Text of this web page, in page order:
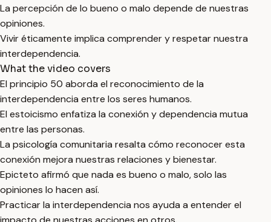
La percepción de lo bueno o malo depende de nuestras
opiniones.
Vivir éticamente implica comprender y respetar nuestra
interdependencia.
What the video covers
El principio 50 aborda el reconocimiento de la
interdependencia entre los seres humanos.
El estoicismo enfatiza la conexión y dependencia mutua
entre las personas.
La psicología comunitaria resalta cómo reconocer esta
conexión mejora nuestras relaciones y bienestar.
Epicteto afirmó que nada es bueno o malo, solo las
opiniones lo hacen así.
Practicar la interdependencia nos ayuda a entender el